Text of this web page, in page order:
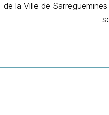
de la Ville de